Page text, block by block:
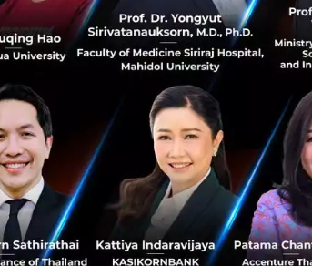
สำหรับแพลตฟอร์ม Gideon เป็นแพลตฟอร์มที่
ขายพลังงานแบบ P2P ที่ปัจจุบันมีผู้ผลิตไฟฟ้า
จะจำหน่ายพลังงานส่วนเกินจากที่ใช้งานในครั
แพลตฟอร์มที่เหมาะสำหรับการซื้อขายไฟฟ้า
และผู้ขายสามารถดีลซื้อขายกันได้โดยตรง โด
นั้นจึงสามารถนำมาซื้อขายคาร์บอนเครดิตได้
โครงการส่งเสริมและสนับสนุนการดำเนินงาน
รมีส่วมร่วมในการลดก๊าซเรือนกระจกของภาค